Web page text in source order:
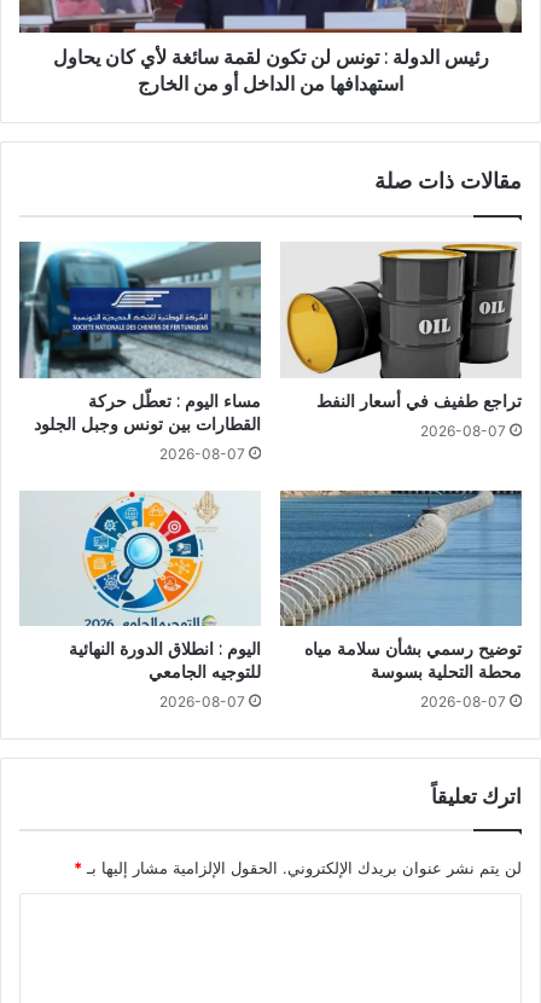
رئيس الدولة : تونس لن تكون لقمة سائغة لأي كان يحاول
استهدافها من الداخل أو من الخارج
مقالات ذات صلة
تراجع طفيف في أسعار النفط
2026-08-07
مساء اليوم : تعطّل حركة
القطارات بين تونس وجبل الجلود
2026-08-07
توضيح رسمي بشأن سلامة مياه
محطة التحلية بسوسة
2026-08-07
اليوم : انطلاق الدورة النهائية
للتوجيه الجامعي
2026-08-07
اترك تعليقاً
لن يتم نشر عنوان بريدك الإلكتروني. الحقول الإلزامية مشار إليها بـ*